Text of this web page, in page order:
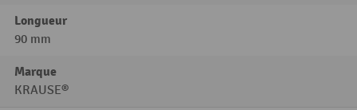
Longueur
90 mm
Marque
KRAUSE®